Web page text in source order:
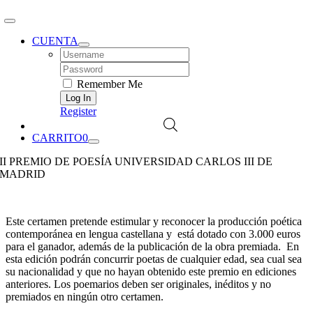
CUENTA
Username:
Password:
Remember Me
Register
CARRITO0
II PREMIO DE POESÍA UNIVERSIDAD CARLOS III DE
MADRID
Este certamen pretende estimular y reconocer la producción poética
contemporánea en lengua castellana y está dotado con 3.000 euros
para el ganador, además de la publicación de la obra premiada. En
esta edición podrán concurrir poetas de cualquier edad, sea cual sea
su nacionalidad y que no hayan obtenido este premio en ediciones
anteriores. Los poemarios deben ser originales, inéditos y no
premiados en ningún otro certamen.